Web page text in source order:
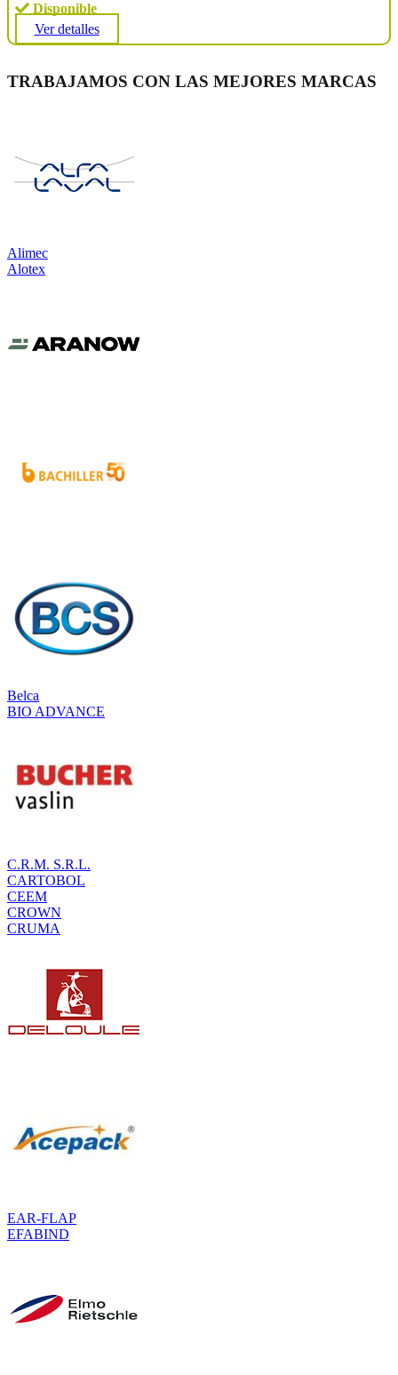
Disponible
Ver detalles
TRABAJAMOS CON LAS MEJORES MARCAS
Alimec
Alotex
Belca
BIO ADVANCE
C.R.M. S.R.L.
CARTOBOL
CEEM
CROWN
CRUMA
EAR-FLAP
EFABIND